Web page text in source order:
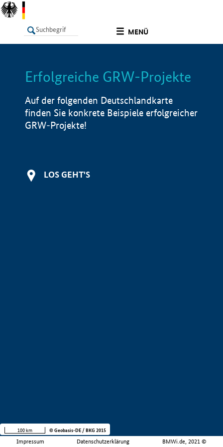
MENÜ
LISTE Info
Erfolgreiche GRW-Projekte
Auf der folgenden Deutschlandkarte
finden Sie konkrete Beispiele erfolgreicher
GRW-Projekte!
LOS GEHT'S
Impressum Datenschutzerklärung BMWi.de, 2021 ©
100 km © Geobasis-DE / BKG 2015